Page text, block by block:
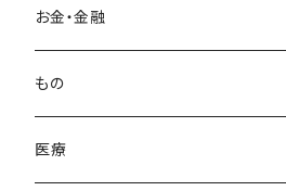
お金・金融
もの
医療